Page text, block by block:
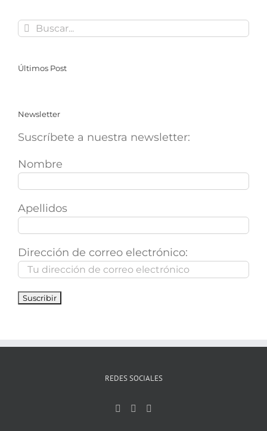
Buscar:
Últimos Post
Newsletter
Suscríbete a nuestra newsletter:
Nombre
Apellidos
Dirección de correo electrónico:
REDES SOCIALES